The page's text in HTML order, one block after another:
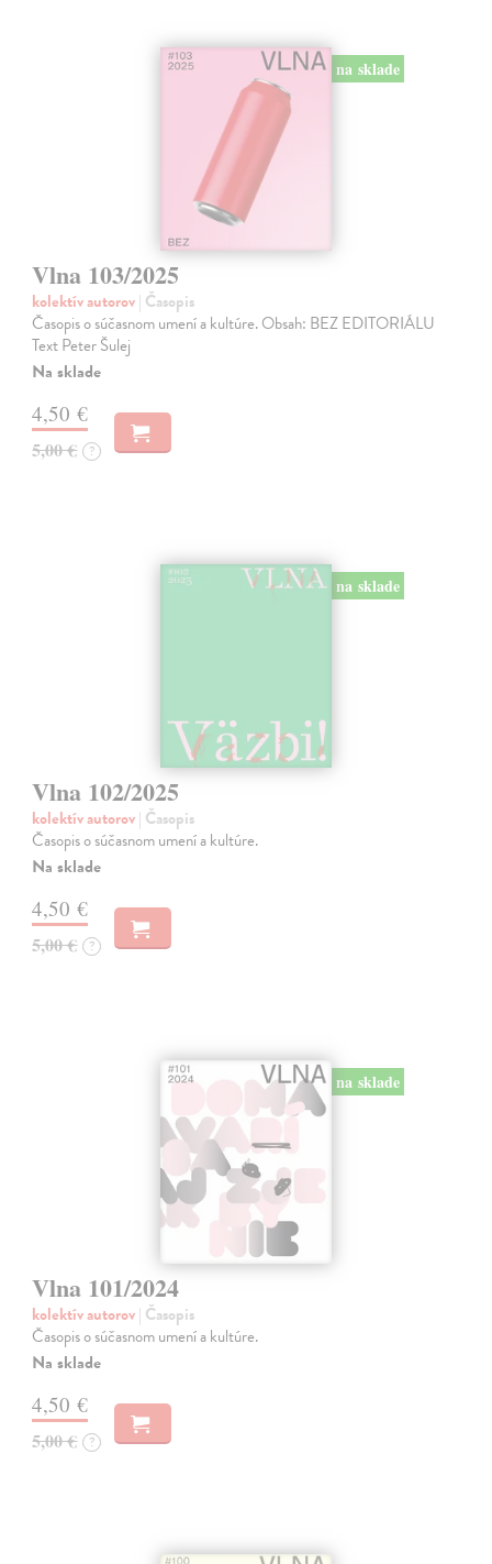
na sklade
Vlna 103/2025
kolektív autorov| Časopis
Časopis o súčasnom umení a kultúre. Obsah: BEZ EDITORIÁLU
Text Peter Šulej
Na sklade
4,50 €
5,00 € ?
na sklade
Vlna 102/2025
kolektív autorov| Časopis
Časopis o súčasnom umení a kultúre.
Na sklade
4,50 €
5,00 € ?
na sklade
Vlna 101/2024
kolektív autorov| Časopis
Časopis o súčasnom umení a kultúre.
Na sklade
4,50 €
5,00 € ?